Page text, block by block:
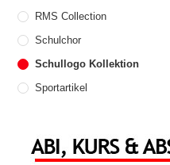
RMS Collection
Schulchor
Schullogo Kollektion
Sportartikel